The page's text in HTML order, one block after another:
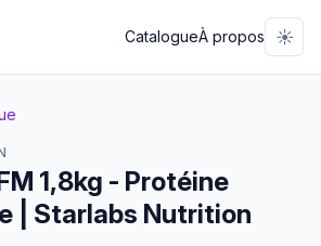
CatalogueÀ propos ☀️
1,8kg - Protéine
| Starlabs Nutrition